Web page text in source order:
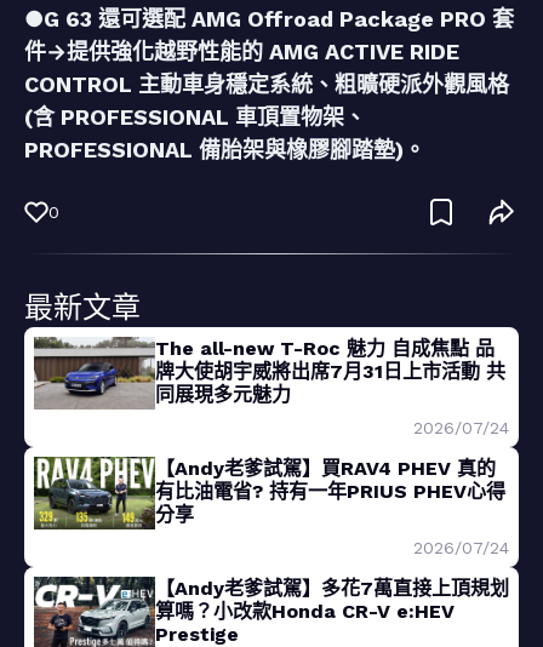
●G 63 還可選配 AMG Offroad Package PRO 套
件→提供強化越野性能的 AMG ACTIVE RIDE
CONTROL 主動車身穩定系統、粗曠硬派外觀風格
(含 PROFESSIONAL 車頂置物架、
PROFESSIONAL 備胎架與橡膠腳踏墊)。
0
最新文章
The all-new T-Roc 魅力 自成焦點 品
牌大使胡宇威將出席7月31日上市活動 共
同展現多元魅力
2026/07/24
【Andy老爹試駕】買RAV4 PHEV 真的
有比油電省? 持有一年PRIUS PHEV心得
分享
2026/07/24
【Andy老爹試駕】多花7萬直接上頂規划
算嗎？小改款Honda CR-V e:HEV
Prestige